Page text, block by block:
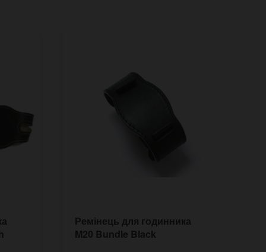
Ремінець для годинника
M20 Bundle Black